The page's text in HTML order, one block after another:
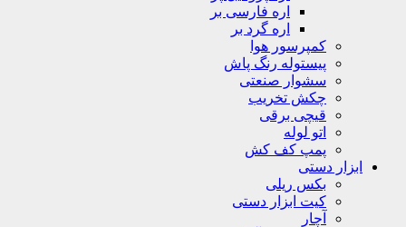
اره فارسی بر
اره گرد بر
کمپرسور هوا
پیستوله رنگ پاش
سشوار صنعتی
چکش تخریب
قیچی برقی
اتو لوله
پمپ کف کش
ابزار دستی
بکس ریلی
کیت ابزار دستی
آچار